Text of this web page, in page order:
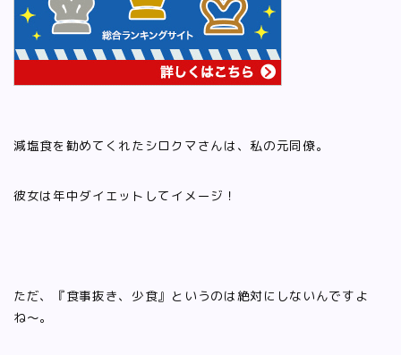
減塩食を勧めてくれたシロクマさんは、私の元同僚。
彼女は年中ダイエットしてイメージ！
ただ、『食事抜き、少食』というのは絶対にしないんですよ
ね〜。